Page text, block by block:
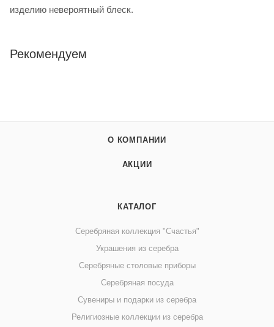
изделию невероятный блеск.
Рекомендуем
О КОМПАНИИ
АКЦИИ
КАТАЛОГ
Серебряная коллекция "Счастья"
Украшения из серебра
Серебряные столовые приборы
Серебряная посуда
Сувениры и подарки из серебра
Религиозные коллекции из серебра